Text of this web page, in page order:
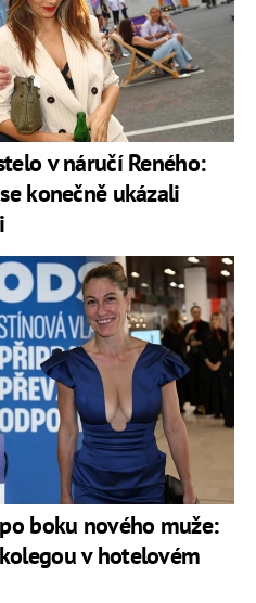
v náručí Reného:
konečně ukázali
boku nového muže:
v hotelovém